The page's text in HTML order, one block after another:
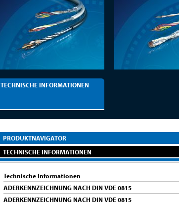
TECHNISCHE INFORMATIONEN
PRODUKTNAVIGATOR
TECHNISCHE INFORMATIONEN
Technische Informationen
ADERKENNZEICHNUNG NACH DIN VDE 0815
ADERKENNZEICHNUNG NACH DIN VDE 0815